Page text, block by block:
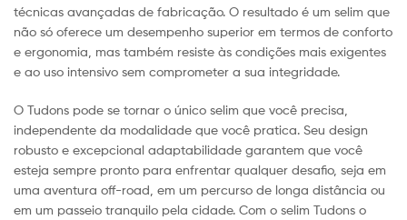
técnicas avançadas de fabricação. O resultado é um selim que
não só oferece um desempenho superior em termos de conforto
e ergonomia, mas também resiste às condições mais exigentes
e ao uso intensivo sem comprometer a sua integridade.
O Tudons pode se tornar o único selim que você precisa,
independente da modalidade que você pratica. Seu design
robusto e excepcional adaptabilidade garantem que você
esteja sempre pronto para enfrentar qualquer desafio, seja em
uma aventura off-road, em um percurso de longa distância ou
em um passeio tranquilo pela cidade. Com o selim Tudons o